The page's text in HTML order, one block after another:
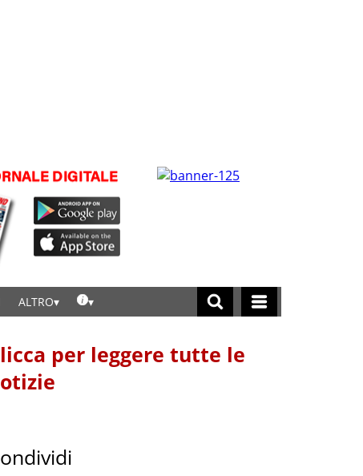
ALTRO
per leggere tutte le